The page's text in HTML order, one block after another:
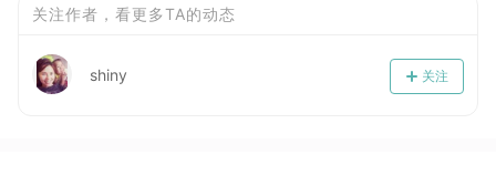
关注作者，看更多TA的动态
关注
shiny